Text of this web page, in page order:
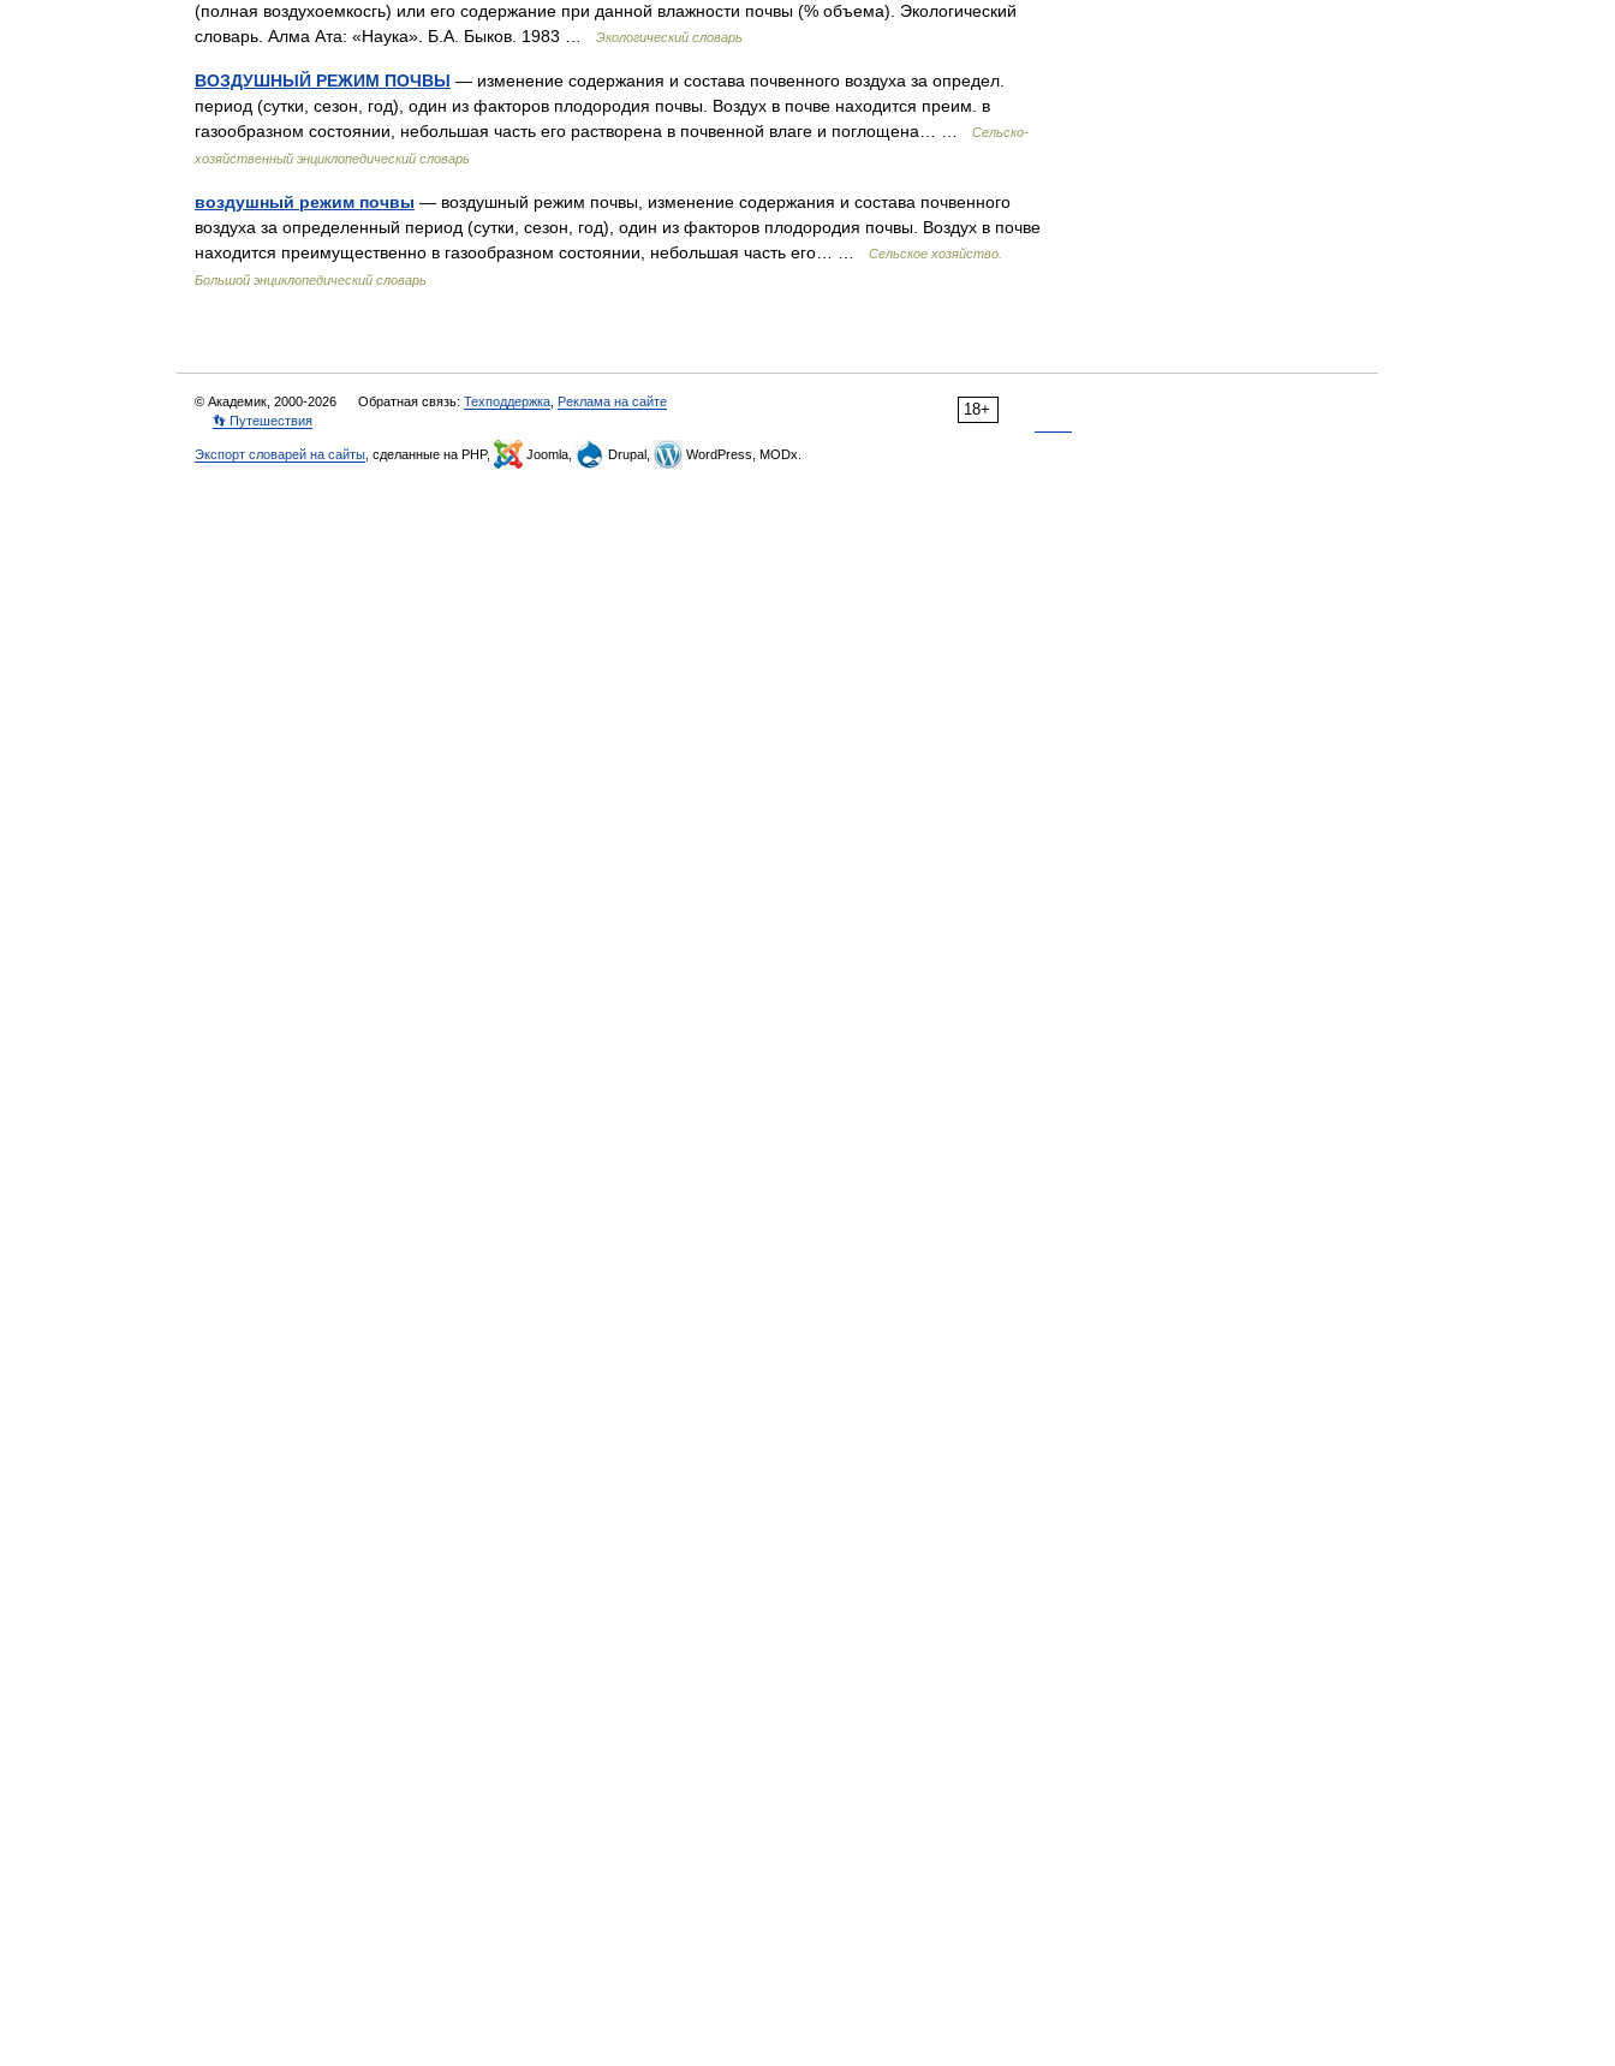
(полная воздухоемкосгь) или его содержание при данной влажности почвы (% объема). Экологический
словарь. Алма Ата: «Наука». Б.А. Быков. 1983 …
Экологический словарь
ВОЗДУШНЫЙ РЕЖИМ ПОЧВЫ — изменение содержания и состава почвенного воздуха за определ.
период (сутки, сезон, год), один из факторов плодородия почвы. Воздух в почве находится преим. в
газообразном состоянии, небольшая часть его растворена в почвенной влаге и поглощена… …
Сельско-
хозяйственный энциклопедический словарь
воздушный режим почвы — воздушный режим почвы, изменение содержания и состава почвенного
воздуха за определенный период (сутки, сезон, год), один из факторов плодородия почвы. Воздух в почве
находится преимущественно в газообразном состоянии, небольшая часть его… …
Сельское хозяйство.
Большой энциклопедический словарь
18+
© Академик, 2000-2026 Обратная связь: Техподдержка Реклама на сайте
👣 Путешествия
Экспорт словарей на сайты , сделанные на PHP, Joomla, Drupal, WordPress, MODx.